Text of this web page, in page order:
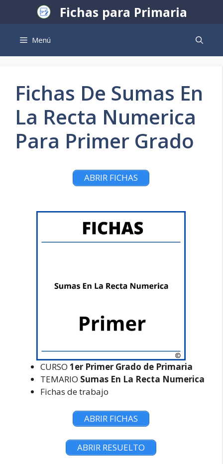
Fichas para Primaria
Menú
Fichas De Sumas En
La Recta Numerica
Para Primer Grado
ABRIR FICHAS
CURSO 1er Primer Grado de Primaria
TEMARIO Sumas En La Recta Numerica
Fichas de trabajo
ABRIR FICHAS
ABRIR RESUELTO